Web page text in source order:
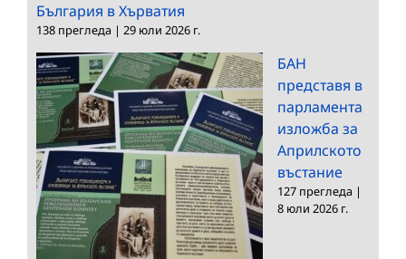
България в Хърватия
138 прегледа | 29 юли 2026 г.
БАН
представя в
парламента
изложба за
Априлското
въстание
127 прегледа |
8 юли 2026 г.